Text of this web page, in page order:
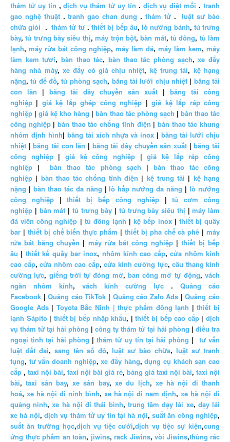
thám tử uy tín ,dịch vụ thám tử uy tín . dịch vụ diệt mối .tranh
gao nghệ thuật.tranh gao chan dung . thám tử.luật sư bào
chữa giỏi .thám tử tư.thiết bị bếp âu,lò nướng bánh, tủ trưng
bày,tủ trưng bày siêu thị,máy trộn bột,bàn mát, tủ đông, tủ làm
lạnh, máy rửa bát công nghiệp, máy làm đá, máy làm kem, máy
làm kem tươi,bàn thao tác,bàn thao tác phòng sạch,xe đẩy
hàng nhà máy, xe đẩy có giá chịu nhiệt, kệ trung tải, kệ hạng
nặng,tủ để đồ,tủ phòng sạch, băng tải lưới chịu nhiệt| băng tải
con lăn | băng tải dây chuyền sản xuất | băng tải công
nghiệp | giá kệ lắp ghép công nghiệp |giá kệ lắp ráp công
nghiệp |giá kệ kho hàng |bàn thao tác phòng sạch | bàn thao tác
công nghiệp|bàn thao tác chống tĩnh điện | bàn thao tác khung
nhôm định hình| băng tải xích nhựa và inox |băng tải lưới chịu
nhiệt |băng tải con lăn | băng tải dây chuyền sản xuất |băng tải
công nghiệp|giá kệ công nghiệp |giá kệ lắp ráp công
nghiệp |bàn thao tác phòng sạch | bàn thao tác công
nghiệp | bàn thao tác chống tĩnh điện | kệ trung tải | kệ hạng
nặng | bàn thao tác đa năng |lò hấp nướng đa năng |lò nướng
công nghiệp|thiết bị bếp công nghiệp|tủ cơm công
nghiệp | bàn mát | tủ trưng bày | tủ trưng bày siêu thị |máy làm
đá viên công nghiệp | tủ đông lạnh |kệ bếp inox| thiết bị quầy
bar | thiết bị chế biến thực phẩm | thiết bị pha chế cà phê | máy
rửa bát băng chuyền | máy rửa bát công nghiệp|thiết bị bếp
âu | thiết kế quầy bar inox, nhôm kính cao cấp,cửa nhôm kính
cao cấp, cửa nhôm cao cấp, cửa kính cường lực, cầu thang kính
cường lực, giếng trời tự đóng mở, ban công mở tự động, vách
ngăn nhôm kính, vách kính cường lực . Quảng cáo
Facebook |Quảng cáo TikTok | Quảng cáo Zalo Ads |Quảng cáo
Google Ads| Toyota Bắc Ninh | thực phẩm đông lạnh |thiết bị
lạnh Sápito | thiết bị bếp nhập khẩu, |thiết bị bếp cao cấp|dịch
vụ thám tử tại hải phòng | công ty thám tử tại hải phòng | điều tra
ngoại tình tại hải phòng |thám tử uy tín tại hải phòng | tư vấn
luật đất đai, sang tên sổ đỏ, luật sư bào chữa, luật sư tranh
tụng, tư vấn doanh nghiệp,xe đẩy hàng,dụng cụ khách sạn cao
cấp , taxi nội bài, taxi nội bài giá rẻ, bảng giá taxi nội bài, taxi nội
bài,taxi sân bay,xe sân bay,xe du lịch, xe hà nội đi thanh
hoá, xe hà nội đi ninh bình, xe hà nội đi nam định,xe hà nội đi
quảng ninh,xe hà nội đi thái bình, trung tâm dạy lái xe, dạy lái
xe hà nội,dịch vụ thám tử uy tín tại hà nội,suất ăn công nghiệp,
suất ăn trường học,dịch vụ tiệc cưới,dịch vụ tiệc sự kiện,cung
ứng thực phẩm an toàn, jiwins, rack Jiwins, vòi Jiwins,thùng rác